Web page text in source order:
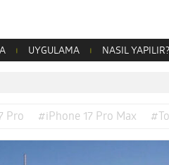
UYGULAMA NASIL YAPILIR?
Pro #iPhone 17 Pro Max